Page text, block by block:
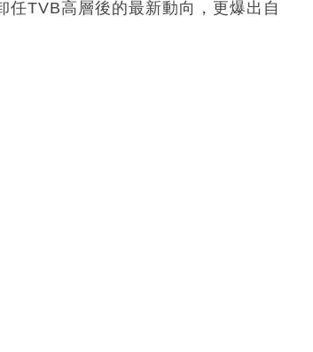
TVB高層後的最新動向，更爆出自